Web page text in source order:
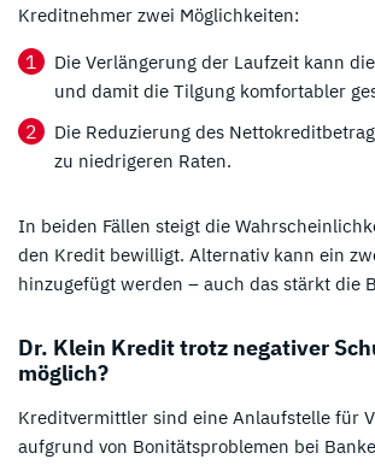
Kreditnehmer zwei Möglichkeiten:
Die Verlängerung der Laufzeit kann
und damit die Tilgung komfortabler
Die Reduzierung des
zu niedrigeren Raten.
In beiden Fällen steigt die
den Kredit bewilligt. Alternativ kann ein
hinzugefügt werden – auch das stärkt die
Dr. Klein Kredit trotz negativer
möglich?
Kreditvermittler sind eine Anlaufstelle für
aufgrund von Bonitätsproblemen bei